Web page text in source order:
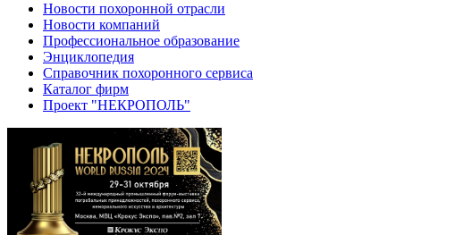
Новости похоронной отрасли
Новости компаний
Профессиональное образование
Энциклопедия
Справочник похоронного сервиса
Каталог фирм
Проект "НЕКРОПОЛЬ"